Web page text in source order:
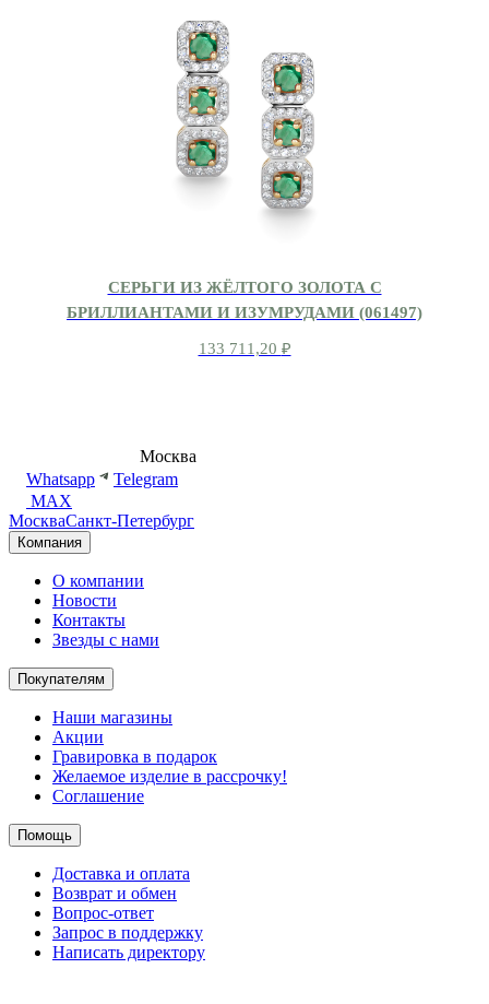
СЕРЬГИ ИЗ ЖЁЛТОГО ЗОЛОТА С
БРИЛЛИАНТАМИ И ИЗУМРУДАМИ (061497)
133 711,20 ₽
Москва
Whatsapp
Telegram
MAX
МоскваСанкт-Петербург
Компания
О компании
Новости
Контакты
Звезды с нами
Покупателям
Наши магазины
Акции
Гравировка в подарок
Желаемое изделие в рассрочку!
Соглашение
Помощь
Доставка и оплата
Возврат и обмен
Вопрос-ответ
Запрос в поддержку
Написать директору